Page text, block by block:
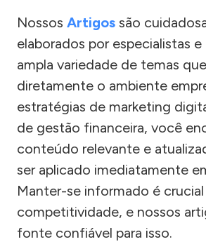
Nossos Artigos são
elaborados por especialistas
ampla variedade de temas
diretamente o ambiente
estratégias de marketing
de gestão financeira, você
conteúdo relevante e
ser aplicado imediatamente
Manter-se informado é crucial
competitividade, e nossos
fonte confiável para isso.